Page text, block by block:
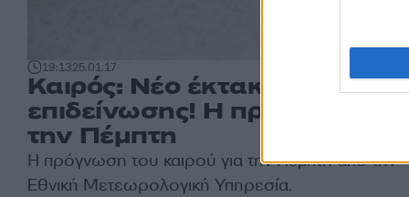
19:1325.01.17
Καιρός: Νέο έκτακτο δελτίο
επιδείνωσης! Η πρόγνωση για
την Πέμπτη
Η πρόγνωση του καιρού για την Πέμπτη από την
Εθνική Μετεωρολογική Υπηρεσία.